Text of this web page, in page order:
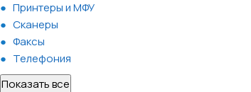
Принтеры и МФУ
Сканеры
Факсы
Телефония
Показать все